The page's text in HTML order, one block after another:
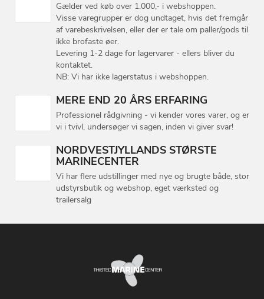
Gælder ved køb over 1.000,- i webshoppen.
Visse varegrupper er dog undtaget, hvis det fremgår
af varebeskrivelsen, eller der er tale om paller/gods til
ikke brofaste øer.
Levering 1-2 dage for lagervarer - ellers bliver du
kontaktet.
NB: Vi har ikke lagerstatus i webshoppen.
MERE END 20 ÅRS ERFARING
Professionel rådgivning - vi kender vores varer, og er
vi i tvivl, undersøger vi sagen, inden vi giver svar!
NORDVESTJYLLANDS STØRSTE
MARINECENTER
Vi har flere udstillinger med nye og brugte både, stor
udstyrsbutik og webshop, eget værksted og
trailersalg